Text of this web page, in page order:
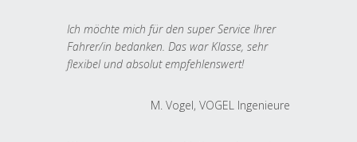
Ich möchte mich für den super Service Ihrer
Fahrer/in bedanken. Das war Klasse, sehr
flexibel und absolut empfehlenswert!
M. Vogel, VOGEL Ingenieure